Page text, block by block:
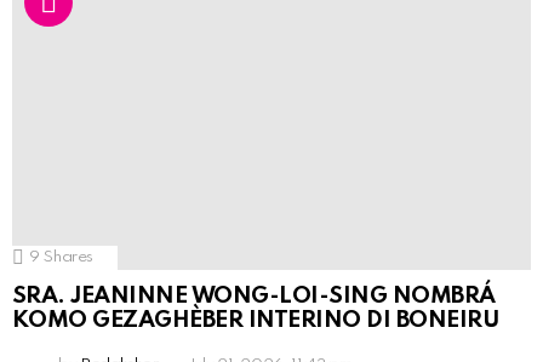
9 Shares
SRA. JEANINNE WONG-LOI-SING NOMBRÁ
KOMO GEZAGHÈBER INTERINO DI BONEIRU